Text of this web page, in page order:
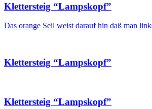
Klettersteig “Lampskopf”
Das orange Seil weist darauf hin daß man
Klettersteig “Lampskopf”
Klettersteig “Lampskopf”